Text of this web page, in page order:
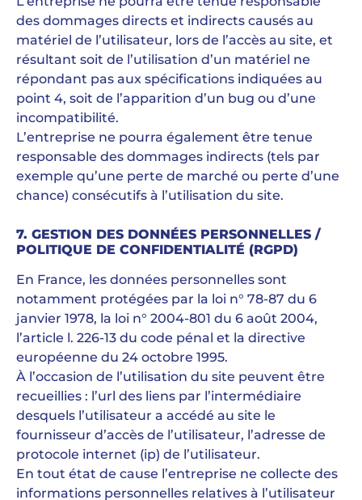
des dommages directs et indirects causés au
matériel de l’utilisateur, lors de l’accès au site, et
résultant soit de l’utilisation d’un matériel ne
répondant pas aux spécifications indiquées au
point 4, soit de l’apparition d’un bug ou d’une
incompatibilité.
L’entreprise ne pourra également être tenue
responsable des dommages indirects (tels par
exemple qu’une perte de marché ou perte d’une
chance) consécutifs à l’utilisation du site.
7. GESTION DES DONNÉES PERSONNELLES /
POLITIQUE DE CONFIDENTIALITÉ (RGPD)
En France, les données personnelles sont
notamment protégées par la loi n° 78-87 du 6
janvier 1978, la loi n° 2004-801 du 6 août 2004,
l’article l. 226-13 du code pénal et la directive
européenne du 24 octobre 1995.
À l’occasion de l’utilisation du site peuvent être
recueillies : l’url des liens par l’intermédiaire
desquels l’utilisateur a accédé au site le
fournisseur d’accès de l’utilisateur, l’adresse de
protocole internet (ip) de l’utilisateur.
En tout état de cause l’entreprise ne collecte des
informations personnelles relatives à l’utilisateur